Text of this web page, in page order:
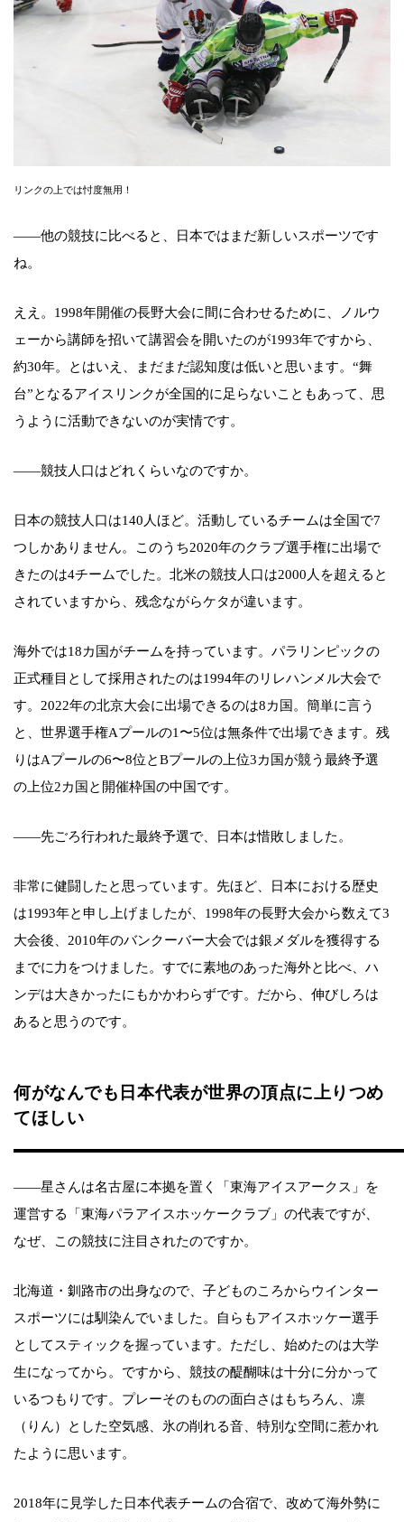
リンクの上では忖度無用！
――他の競技に比べると、日本ではまだ新しいスポーツです
ね。
ええ。1998年開催の長野大会に間に合わせるために、ノルウ
ェーから講師を招いて講習会を開いたのが1993年ですから、
約30年。とはいえ、まだまだ認知度は低いと思います。“舞
台”となるアイスリンクが全国的に足らないこともあって、思
うように活動できないのが実情です。
――競技人口はどれくらいなのですか。
日本の競技人口は140人ほど。活動しているチームは全国で7
つしかありません。このうち2020年のクラブ選手権に出場で
きたのは4チームでした。北米の競技人口は2000人を超えると
されていますから、残念ながらケタが違います。
海外では18カ国がチームを持っています。パラリンピックの
正式種目として採用されたのは1994年のリレハンメル大会で
す。2022年の北京大会に出場できるのは8カ国。簡単に言う
と、世界選手権Aプールの1〜5位は無条件で出場できます。残
りはAプールの6〜8位とBプールの上位3カ国が競う最終予選
の上位2カ国と開催枠国の中国です。
――先ごろ行われた最終予選で、日本は惜敗しました。
非常に健闘したと思っています。先ほど、日本における歴史
は1993年と申し上げましたが、1998年の長野大会から数えて3
大会後、2010年のバンクーバー大会では銀メダルを獲得する
までに力をつけました。すでに素地のあった海外と比べ、ハ
ンデは大きかったにもかかわらずです。だから、伸びしろは
あると思うのです。
何がなんでも日本代表が世界の頂点に上りつめ
てほしい
――星さんは名古屋に本拠を置く「東海アイスアークス」を
運営する「東海パラアイスホッケークラブ」の代表ですが、
なぜ、この競技に注目されたのですか。
北海道・釧路市の出身なので、子どものころからウインター
スポーツには馴染んでいました。自らもアイスホッケー選手
としてスティックを握っています。ただし、始めたのは大学
生になってから。ですから、競技の醍醐味は十分に分かって
いるつもりです。プレーそのものの面白さはもちろん、凛
（りん）とした空気感、氷の削れる音、特別な空間に惹かれ
たように思います。
2018年に見学した日本代表チームの合宿で、改めて海外勢に